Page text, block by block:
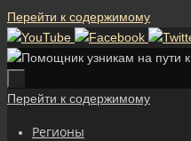
Перейти к содержимому
Перейти к содержимому
Регионы